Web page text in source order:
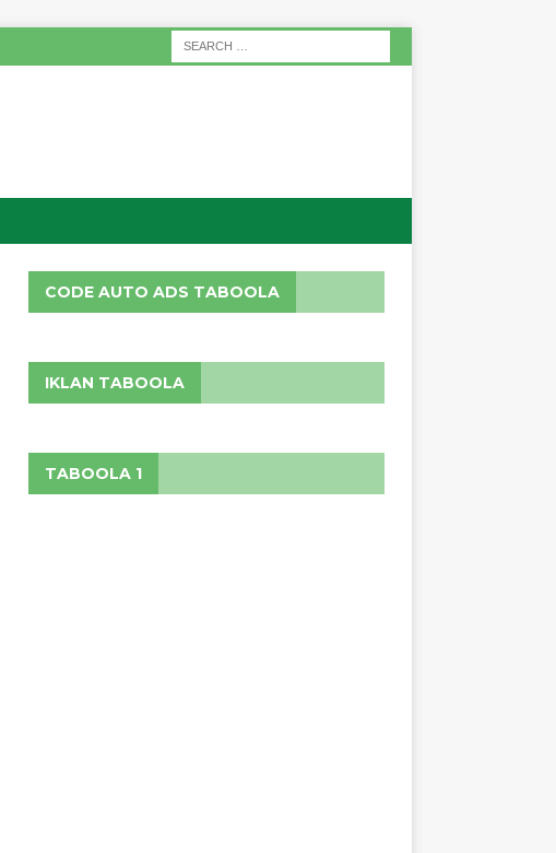
CODE AUTO ADS TABOOLA
IKLAN TABOOLA
TABOOLA 1